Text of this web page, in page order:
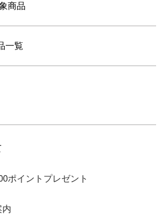
商品
一覧
ポイントプレゼント